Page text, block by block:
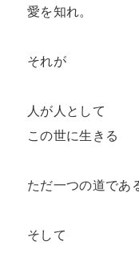
愛を知れ。
それが
人が人として
この世に生きる
ただ一つの道であ
そして